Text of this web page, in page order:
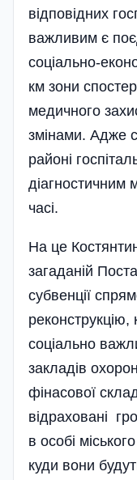
відповідних
важливим є
соці­ально-
км зони
медичного
змінами. Адже
районі
часі.
На це
загаданій
субвенції
реконструкцію,
соціально
закладів
фінасової
відраховані
в особі
куди вони